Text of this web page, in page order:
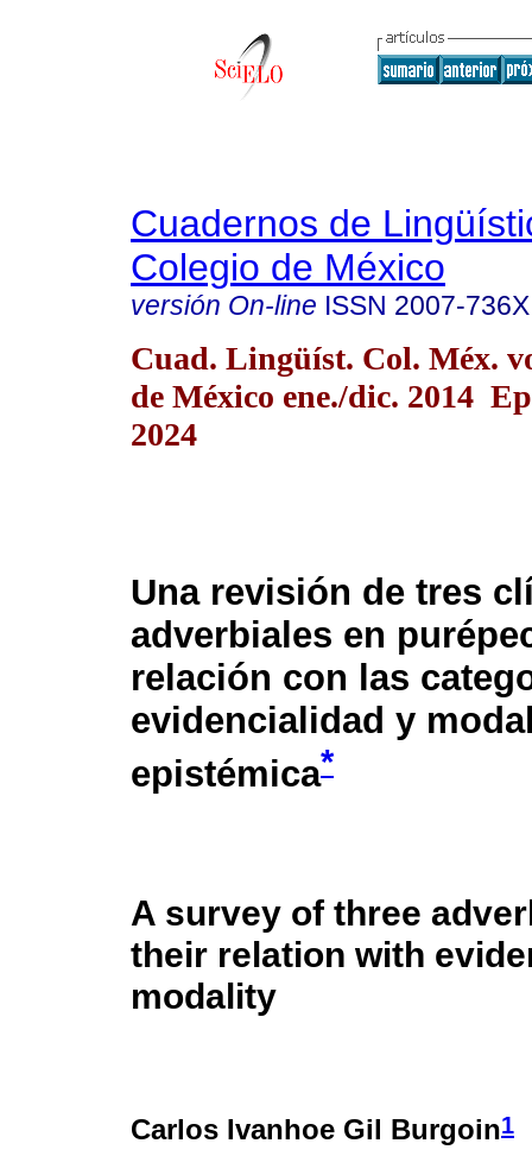
Cuadernos de
Colegio de México
versión On-line ISSN 2007-736X
Cuad. Lingüíst. Col. Méx.
de México ene./dic. 2014
2024
Una revisión de tres
adverbiales en
relación con las
evidencialidad y
epistémica*
A survey of three
their relation with
modality
Carlos Ivanhoe Gil Burgoin1